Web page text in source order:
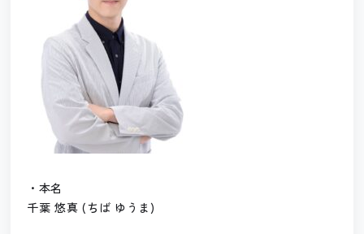
・本名
千葉 悠真 (ちば ゆうま)